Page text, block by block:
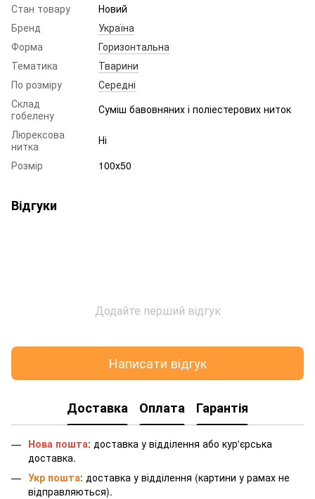
Стан товару
Новий
Бренд
Україна
Форма
Горизонтальна
Тематика
Тварини
По розміру
Середні
Склад
гобелену
Суміш бавовняних і поліестерових ниток
Люрексова
нитка
Ні
Розмір
100х50
Відгуки
Додайте перший відгук
Написати відгук
Доставка Оплата Гарантія
Нова пошта: доставка у відділення або кур'єрська
доставка.
Укр пошта: доставка у відділення (картини у рамах не
відправляються).